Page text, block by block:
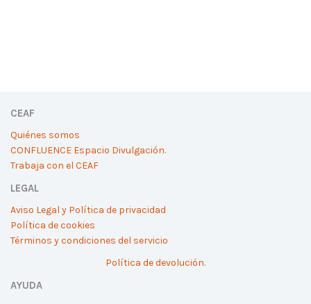
CEAF
Quiénes somos
CONFLUENCE Espacio Divulgación.
Trabaja con el CEAF
LEGAL
Aviso Legal y Política de privacidad
Política de cookies
Términos y condiciones del servicio
Política de devolución.
AYUDA